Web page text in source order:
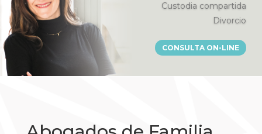
Custodia compartida
Divorcio
CONSULTA ON-LINE